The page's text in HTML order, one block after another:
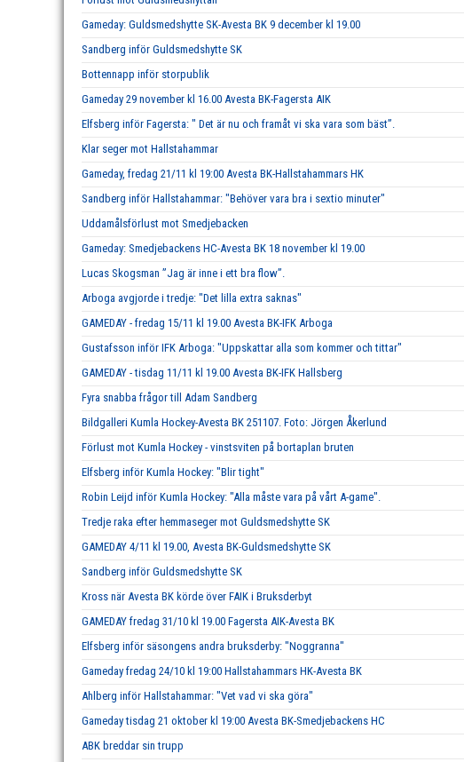
Gameday: Guldsmedshytte SK-Avesta BK 9 december kl 19.00
Sandberg inför Guldsmedshytte SK
Bottennapp inför storpublik
Gameday 29 november kl 16.00 Avesta BK-Fagersta AIK
Elfsberg inför Fagersta: " Det är nu och framåt vi ska vara som bäst”.
Klar seger mot Hallstahammar
Gameday, fredag 21/11 kl 19:00 Avesta BK-Hallstahammars HK
Sandberg inför Hallstahammar: "Behöver vara bra i sextio minuter"
Uddamålsförlust mot Smedjebacken
Gameday: Smedjebackens HC-Avesta BK 18 november kl 19.00
Lucas Skogsman ”Jag är inne i ett bra flow”.
Arboga avgjorde i tredje: "Det lilla extra saknas"
GAMEDAY - fredag 15/11 kl 19.00 Avesta BK-IFK Arboga
Gustafsson inför IFK Arboga: "Uppskattar alla som kommer och tittar"
GAMEDAY - tisdag 11/11 kl 19.00 Avesta BK-IFK Hallsberg
Fyra snabba frågor till Adam Sandberg
Bildgalleri Kumla Hockey-Avesta BK 251107. Foto: Jörgen Åkerlund
Förlust mot Kumla Hockey - vinstsviten på bortaplan bruten
Elfsberg inför Kumla Hockey: "Blir tight"
Robin Leijd inför Kumla Hockey: "Alla måste vara på vårt A-game".
Tredje raka efter hemmaseger mot Guldsmedshytte SK
GAMEDAY 4/11 kl 19.00, Avesta BK-Guldsmedshytte SK
Sandberg inför Guldsmedshytte SK
Kross när Avesta BK körde över FAIK i Bruksderbyt
GAMEDAY fredag 31/10 kl 19.00 Fagersta AIK-Avesta BK
Elfsberg inför säsongens andra bruksderby: "Noggranna"
Gameday fredag 24/10 kl 19:00 Hallstahammars HK-Avesta BK
Ahlberg inför Hallstahammar: "Vet vad vi ska göra"
Gameday tisdag 21 oktober kl 19:00 Avesta BK-Smedjebackens HC
ABK breddar sin trupp